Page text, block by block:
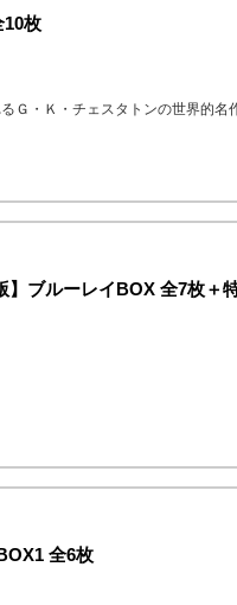
10枚
Ｇ・Ｋ・チェスタトンの世界的名
ブルーレイBOX 全7枚＋
全6枚